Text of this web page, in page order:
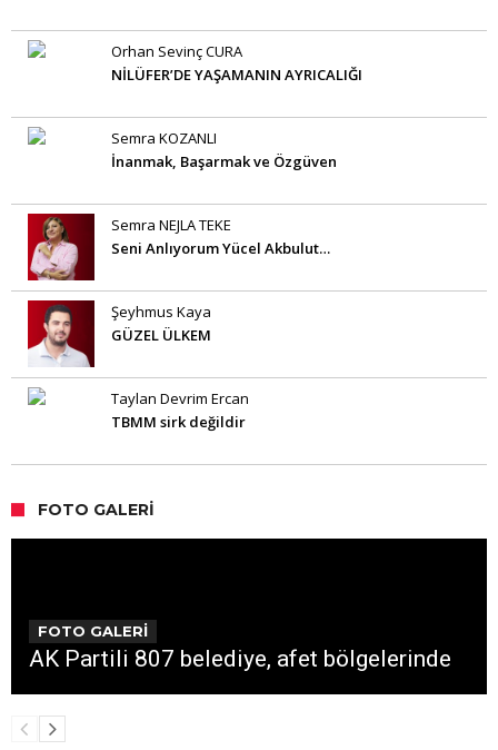
Orhan Sevinç CURA
NİLÜFER’DE YAŞAMANIN AYRICALIĞI
Semra KOZANLI
İnanmak, Başarmak ve Özgüven
Semra NEJLA TEKE
Seni Anlıyorum Yücel Akbulut…
Şeyhmus Kaya
GÜZEL ÜLKEM
Taylan Devrim Ercan
TBMM sirk değildir
FOTO GALERI
FOTO GALERİ
AK Partili 807 belediye, afet bölgelerinde